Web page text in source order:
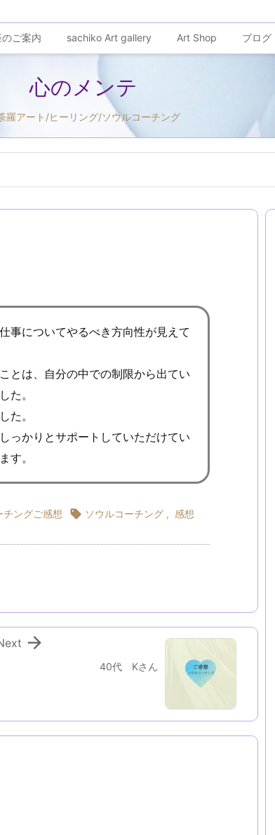
ご案内 sachiko Art gallery Art Shop ブログ
心のメンテ
羅アート/ヒーリング/ソウルコーチング
事についてやるべき方向性が見えて
とは、自分の中での制限から出てい
た。
た。
っかりとサポートしていただけてい
す。
チングご感想  ソウルコーチング , 感想
40代 Kさん
